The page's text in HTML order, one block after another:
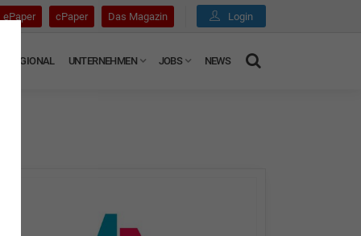
ePaper cPaper Das Magazin Login
REGIONAL UNTERNEHMEN JOBS NEWS